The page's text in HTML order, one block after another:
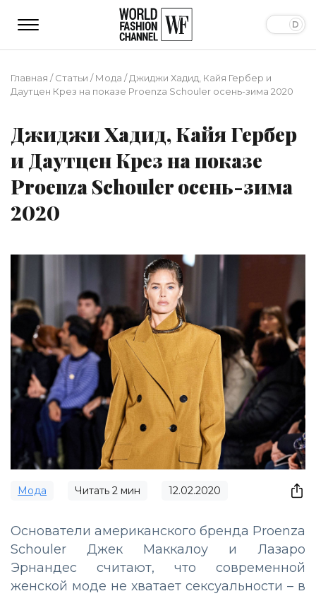
Главная /Статьи /Мода /Джиджи Хадид, Кайя Гербер и
Даутцен Крез на показе Proenza Schouler осень-зима 2020
Джиджи Хадид, Кайя Гербер
и Даутцен Крез на показе
Proenza Schouler осень-зима
2020
Мода Читать 2 мин 12.02.2020
Основатели американского бренда Proenza
Schouler Джек Маккалоу и Лазаро
Эрнандес считают, что современной
женской моде не хватает сексуальности – в